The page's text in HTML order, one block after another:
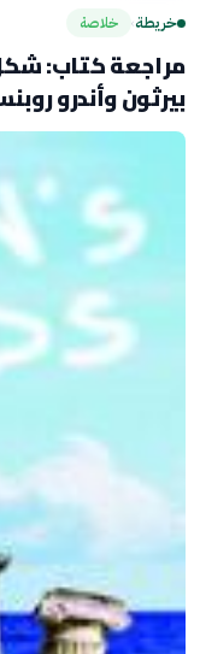
خريطة› خلاصة
مراجعة كتاب:
بيرثون وأندرو